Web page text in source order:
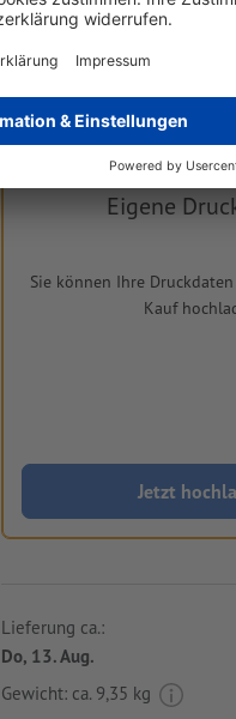
Hinsichtlich der
Eigene
Sie können Ihre
Kauf
Jetzt
Lieferung ca.:
Do, 13. Aug.
Gewicht: ca. 9,35 kg